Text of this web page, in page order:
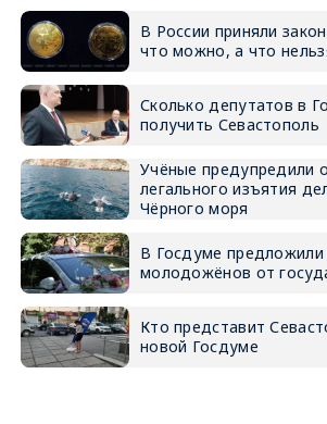
В России приняли
что можно, а что
Сколько депутатов в
получить Севастополь
Учёные предупредили
легального изъятия
Чёрного моря
В Госдуме
молодожёнов от
Кто представит
новой Госдуме